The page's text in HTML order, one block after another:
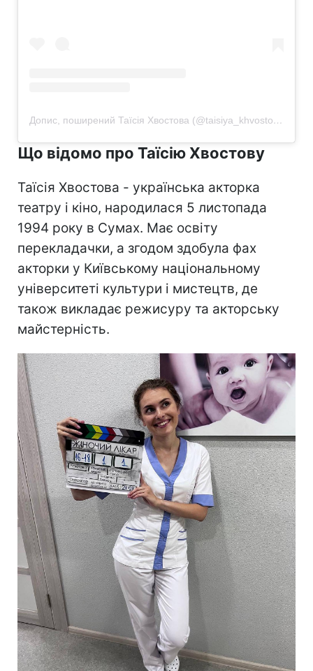
Допис, поширений Таїсія Хвостова (@taisiya_khvostova)
Що відомо про Таїсію Хвостову
Таїсія Хвостова - українська акторка
театру і кіно, народилася 5 листопада
1994 року в Сумах. Має освіту
перекладачки, а згодом здобула фах
акторки у Київському національному
університеті культури і мистецтв, де
також викладає режисуру та акторську
майстерність.